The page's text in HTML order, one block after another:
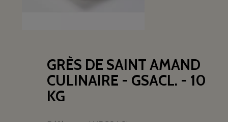
GRÈS DE SAINT AMAND
CULINAIRE - GSACL. - 10
KG